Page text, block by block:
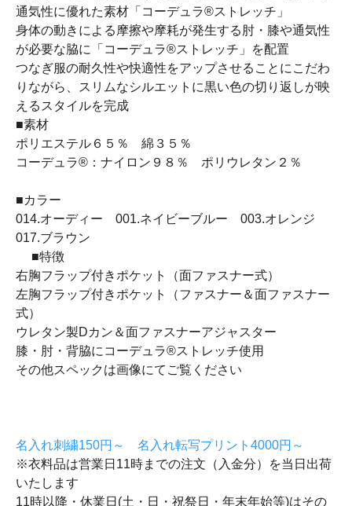
通気性に優れた素材「コーデュラ®ストレッチ」
身体の動きによる摩擦や摩耗が発生する肘・膝や通気性
が必要な脇に「コーデュラ®ストレッチ」を配置
つなぎ服の耐久性や快適性をアップさせることにこだわ
りながら、スリムなシルエットに黒い色の切り返しが映
えるスタイルを完成
■素材
ポリエステル６５％ 綿３５％
コーデュラ®：ナイロン９８％ ポリウレタン２％
■カラー
014.オーディー 001.ネイビーブルー 003.オレンジ
017.ブラウン
■特徴
右胸フラップ付きポケット（面ファスナー式）
左胸フラップ付きポケット（ファスナー＆面ファスナー
式）
ウレタン製Dカン＆面ファスナーアジャスター
膝・肘・背脇にコーデュラ®ストレッチ使用
その他スペックは画像にてご覧ください
名入れ刺繍150円～ 名入れ転写プリント4000円～
※衣料品は営業日11時までの注文（入金分）を当日出荷
いたします
11時以降・休業日(土・日・祝祭日・年末年始等)はその